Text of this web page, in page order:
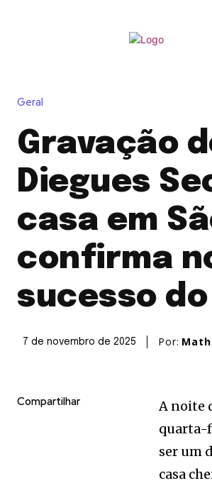
Geral
Gravação
Diegues
casa em
confirma
sucesso
7 de novembro de 2025 Por:
Compartilhar
A noite
quarta-
ser um
casa